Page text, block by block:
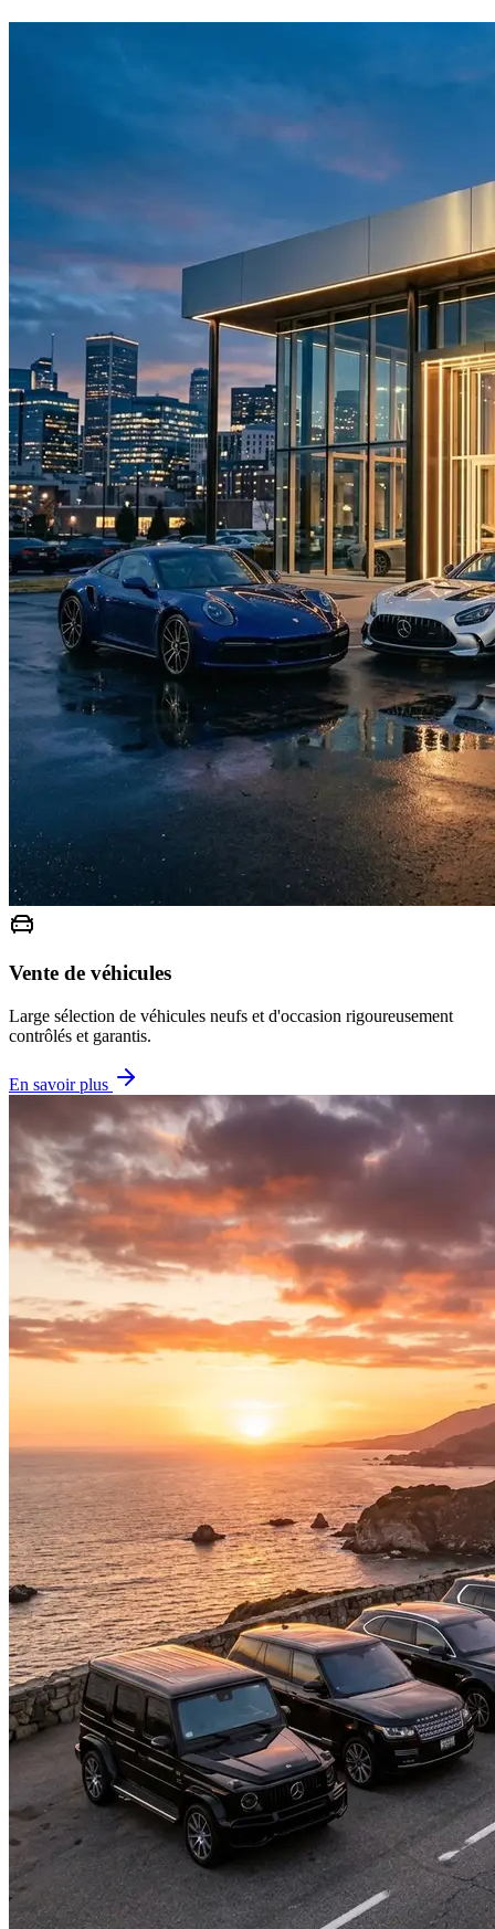
Vente de véhicules
Large sélection de véhicules neufs et d'occasion rigoureusement
contrôlés et garantis.
En savoir plus